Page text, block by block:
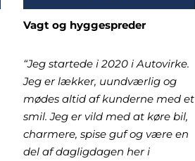
Vagt og hyggespreder
“Jeg startede i 2020 i Autovirke.
Jeg er lækker, uundværlig og
mødes altid af kunderne med et
smil. Jeg er vild med at køre bil,
charmere, spise guf og være en
del af dagligdagen her i